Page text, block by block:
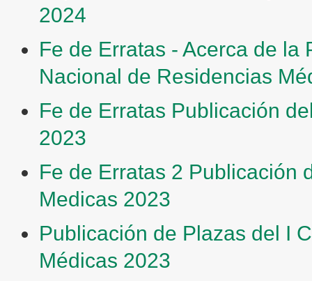
2024
Fe de Erratas - Acerca de
Nacional de Residencias
Fe de Erratas Publicación
2023
Fe de Erratas 2 Publicación
Medicas 2023
Publicación de Plazas del I
Médicas 2023